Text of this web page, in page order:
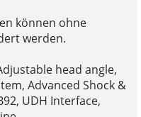
können ohne
werden.
head angle,
Advanced Shock &
UDH Interface,